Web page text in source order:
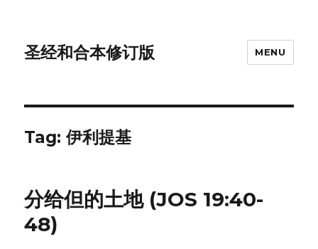
圣经和合本修订版 MENU
Tag: 伊利提基
分给但的土地 (JOS 19:40-
48)